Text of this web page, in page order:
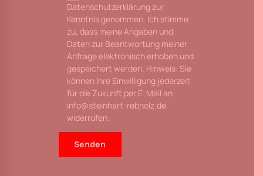
Datenschutzerklärung zur
Kenntnis genommen. Ich stimme
zu, dass meine Angaben und
Daten zur Beantwortung meiner
Anfrage elektronisch erhoben und
gespeichert werden. Hinweis: Sie
können Ihre Einwilligung jederzeit
für die Zukunft per E-Mail an
info@steinhart-rebholz.de
widerrufen.